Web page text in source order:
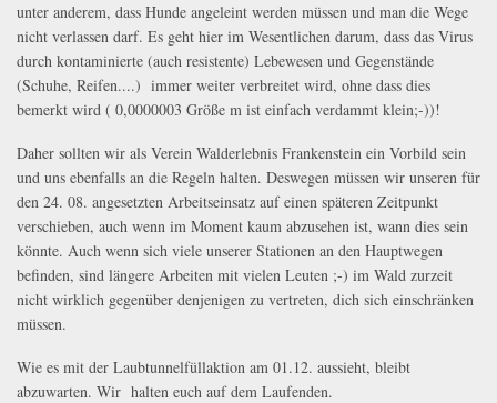
unter anderem, dass Hunde angeleint werden müssen und man die Wege
nicht verlassen darf. Es geht hier im Wesentlichen darum, dass das Virus
durch kontaminierte (auch resistente) Lebewesen und Gegenstände
(Schuhe, Reifen....) immer weiter verbreitet wird, ohne dass dies
bemerkt wird ( 0,0000003 Größe m ist einfach verdammt klein;-))!
Daher sollten wir als Verein Walderlebnis Frankenstein ein Vorbild sein
und uns ebenfalls an die Regeln halten. Deswegen müssen wir unseren für
den 24. 08. angesetzten Arbeitseinsatz auf einen späteren Zeitpunkt
verschieben, auch wenn im Moment kaum abzusehen ist, wann dies sein
könnte. Auch wenn sich viele unserer Stationen an den Hauptwegen
befinden, sind längere Arbeiten mit vielen Leuten ;-) im Wald zurzeit
nicht wirklich gegenüber denjenigen zu vertreten, dich sich einschränken
müssen.
Wie es mit der Laubtunnelfüllaktion am 01.12. aussieht, bleibt
abzuwarten. Wir halten euch auf dem Laufenden.